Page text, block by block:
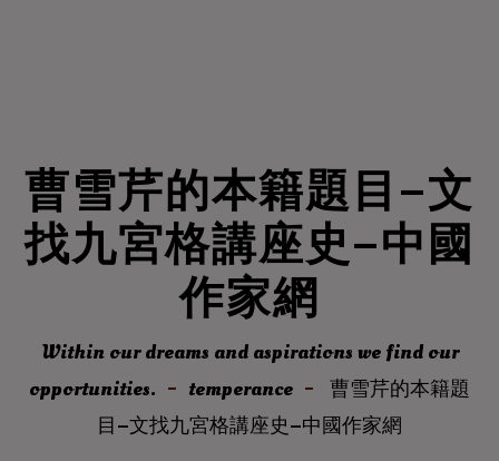
曹雪芹的本籍題目–文
找九宮格講座史–中國
作家網
Within our dreams and aspirations we find our
opportunities.
temperance
曹雪芹的本籍題
目–文找九宮格講座史–中國作家網